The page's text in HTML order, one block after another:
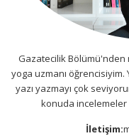
Gazatecilik Bölümü'nden
yoga uzmanı
yazı yazmayı çok
konuda incelemeler
İletişim: